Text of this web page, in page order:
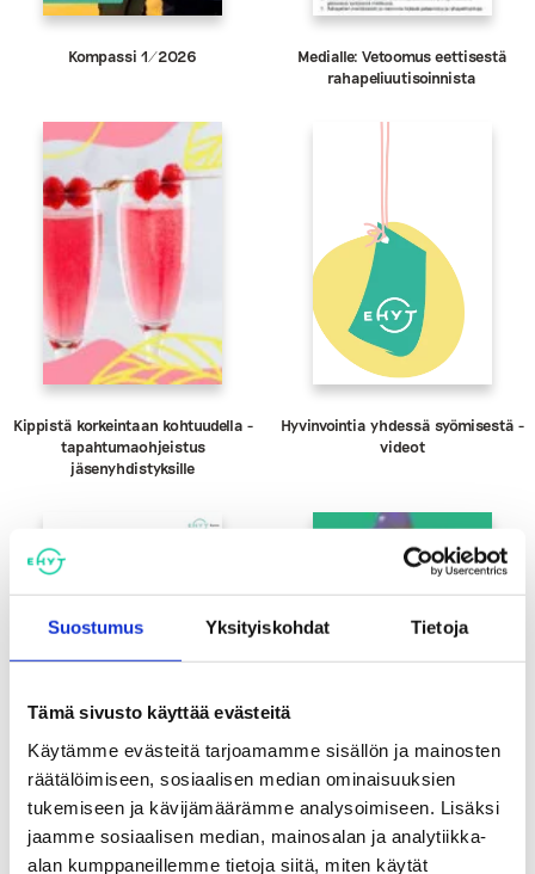
Suostumus Yksityiskohdat Tietoja
Tämä sivusto käyttää evästeitä
Käytämme evästeitä tarjoamamme sisällön ja mainosten
räätälöimiseen, sosiaalisen median ominaisuuksien
tukemiseen ja kävijämäärämme analysoimiseen. Lisäksi
jaamme sosiaalisen median, mainosalan ja analytiikka-
alan kumppaneillemme tietoja siitä, miten käytät
Kompassi 1/2026
Medialle: Vetoomus eettisestä
rahapeliuutisoinnista
Kippistä korkeintaan kohtuudella -
tapahtumaohjeistus
jäsenyhdistyksille
Hyvinvointia yhdessä syömisestä -
videot
Totta vai tarua -
Energiajuomaväittämät
Hakematta paras -keskustelukortti
alkoholin välittämisestä
alaikäisille